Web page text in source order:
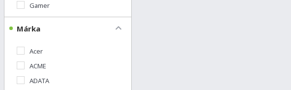
Gamer
Márka
Acer
ACME
ADATA